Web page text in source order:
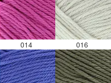
014 016